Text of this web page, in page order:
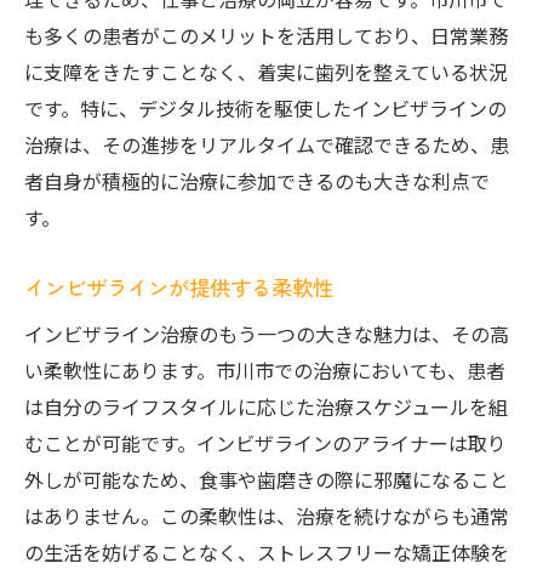
も多くの患者がこのメリットを活用しており、日常業務
に支障をきたすことなく、着実に歯列を整えている状況
です。特に、デジタル技術を駆使したインビザラインの
治療は、その進捗をリアルタイムで確認できるため、患
者自身が積極的に治療に参加できるのも大きな利点で
す。
インビザラインが提供する柔軟性
インビザライン治療のもう一つの大きな魅力は、その高
い柔軟性にあります。市川市での治療においても、患者
は自分のライフスタイルに応じた治療スケジュールを組
むことが可能です。インビザラインのアライナーは取り
外しが可能なため、食事や歯磨きの際に邪魔になること
はありません。この柔軟性は、治療を続けながらも通常
の生活を妨げることなく、ストレスフリーな矯正体験を